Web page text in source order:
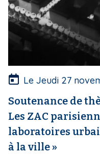
v
e
r
t
r
e
Le Jeudi 27
Soutenance de
Les ZAC
laboratoires
à la ville »